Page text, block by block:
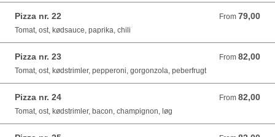
Pizza nr. 22 From 79,00
From 79,00 DKK
Tomat, ost, kødsauce, paprika, chili
Pizza nr. 23 From 82,00
From 82,00 DKK
Tomat, ost, kødstrimler, pepperoni, gorgonzola, peberfrugt
Pizza nr. 24 From 82,00
From 82,00 DKK
Tomat, ost, kødstrimler, bacon, champignon, løg